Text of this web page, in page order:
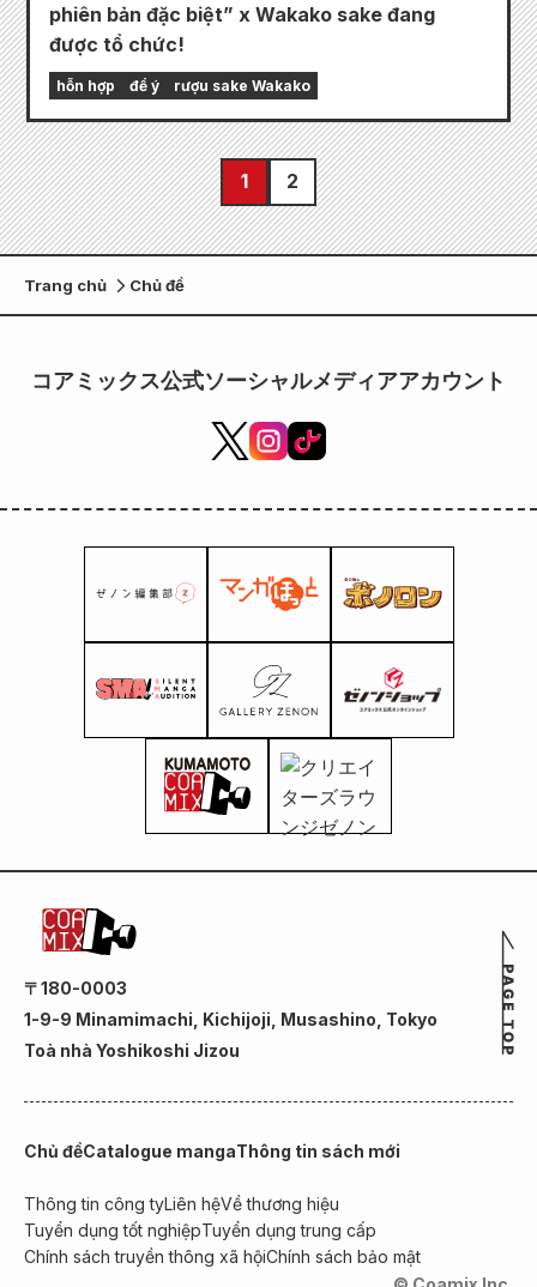
phiên bản đặc biệt” x Wakako sake đang
được tổ chức!
hỗn hợp để ý rượu sake Wakako
1 2
Trang chủ Chủ đề
コアミックス公式ソーシャルメディアアカウント
〒180-0003
1-9-9 Minamimachi, Kichijoji, Musashino, Tokyo
Toà nhà Yoshikoshi Jizou
Chủ đềCatalogue mangaThông tin sách mới
Thông tin công tyLiên hệVề thương hiệu
Tuyển dụng tốt nghiệpTuyển dụng trung cấp
Chính sách truyền thông xã hộiChính sách bảo mật